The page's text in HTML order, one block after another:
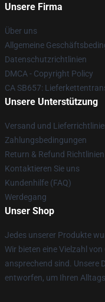
Unsere Firma
Über uns
Allgemeine
Datenschutzrichtlinien
DMCA - Copyright Policy
CA SB657:
Unsere Unterstützung
Versand und
Zahlungsbedingungen
Return & Refund Richtlinien
Kontaktieren Sie uns
Kundenhilfe (FAQ)
Werdegang
Unser Shop
Jedes unserer Produkte
Wir bieten eine Vielzahl
ansprechend sind. Unsere
entworfen, um Ihren